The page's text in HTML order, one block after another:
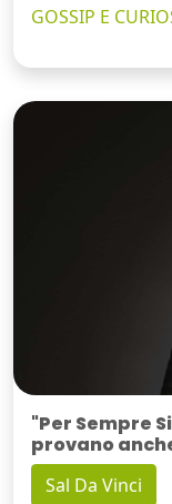
GOSSIP E
"Per Sempre
provano
Sal Da Vinci